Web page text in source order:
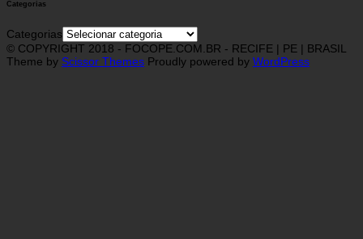
Categorias
Categorias
© COPYRIGHT 2018 - FOCOPE.COM.BR - RECIFE | PE | BRASIL
Theme by Scissor Themes Proudly powered by WordPress